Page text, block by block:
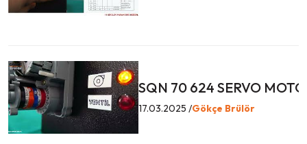
SQN 70 624 SERVO
17.03.2025 /Gökçe Brülör